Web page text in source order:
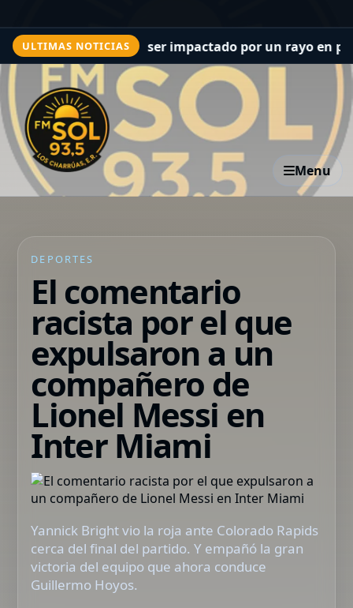
ULTIMAS NOTICIAS
murió tras ser impactado por un rayo en pleno
Menu
DEPORTES
El comentario
racista por el que
expulsaron a un
compañero de
Lionel Messi en
Inter Miami
Yannick Bright vio la roja ante Colorado Rapids
cerca del final del partido. Y empañó la gran
victoria del equipo que ahora conduce
Guillermo Hoyos.